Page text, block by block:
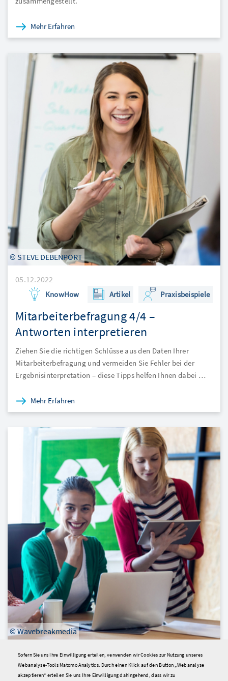
Mehr Erfahren
© STEVE DEBENPORT
05.12.2022
KnowHow Artikel Praxisbeispiele
Mitarbeiterbefragung 4/4 –
Antworten interpretieren
Ziehen Sie die richtigen Schlüsse aus den Daten Ihrer
Mitarbeiterbefragung und vermeiden Sie Fehler bei der
Ergebnisinterpretation – diese Tipps helfen Ihnen dabei …
Mehr Erfahren
© Wavebreakmedia
10.08.2022
Praxis Engagement Artikel
Sofern Sie uns Ihre Einwilligung erteilen, verwenden wir Cookies zur Nutzung unseres
Webanalyse-Tools Matomo Analytics. Durch einen Klick auf den Button „Webanalyse
akzeptieren“ erteilen Sie uns Ihre Einwilligung dahingehend, dass wir zu